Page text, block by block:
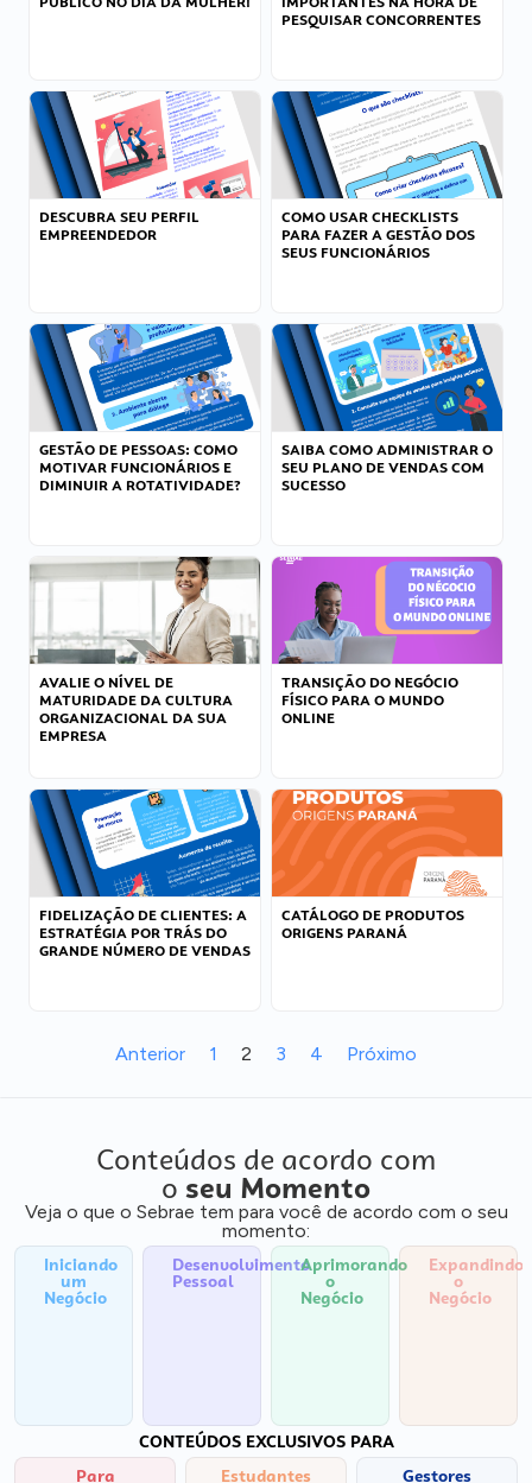
PESQUISAR CONCORRENTES
DESCUBRA SEU PERFIL
EMPREENDEDOR
COMO USAR CHECKLISTS
PARA FAZER A GESTÃO DOS
SEUS FUNCIONÁRIOS
GESTÃO DE PESSOAS: COMO
MOTIVAR FUNCIONÁRIOS E
DIMINUIR A ROTATIVIDADE?
SAIBA COMO ADMINISTRAR O
SEU PLANO DE VENDAS COM
SUCESSO
AVALIE O NÍVEL DE
MATURIDADE DA CULTURA
ORGANIZACIONAL DA SUA
EMPRESA
TRANSIÇÃO DO NEGÓCIO
FÍSICO PARA O MUNDO
ONLINE
FIDELIZAÇÃO DE CLIENTES: A
ESTRATÉGIA POR TRÁS DO
GRANDE NÚMERO DE VENDAS
CATÁLOGO DE PRODUTOS
ORIGENS PARANÁ
Anterior 1 2 3 4 Próximo
Conteúdos de acordo com
o seu Momento
Veja o que o Sebrae tem para você de acordo com o seu
momento:
Iniciando
um
Negócio
Desenvolvimento
Pessoal
Aprimorando
o
Negócio
Expandindo
o
Negócio
CONTEÚDOS EXCLUSIVOS PARA
Para
Estudantes Gestores